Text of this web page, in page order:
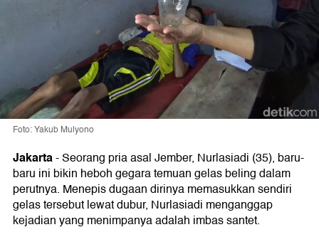
Foto: Yakub Mulyono
Jakarta-Seorang pria asal Jember, Nurlasiadi (35), baru-
baru ini bikin heboh gegara temuan gelas beling dalam
perutnya. Menepis dugaan dirinya memasukkan sendiri
gelas tersebut lewat dubur, Nurlasiadi menganggap
kejadian yang menimpanya adalah imbas santet.